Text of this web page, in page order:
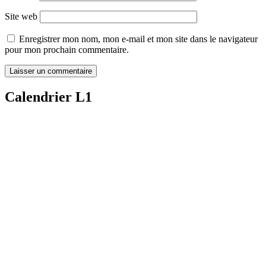
Site web
Enregistrer mon nom, mon e-mail et mon site dans le navigateur
pour mon prochain commentaire.
Calendrier L1